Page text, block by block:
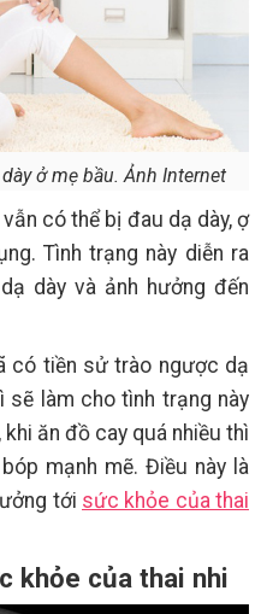
ở mẹ bầu. Ảnh Internet
có thể bị đau dạ dày, ợ
Tình trạng này diễn ra
dày và ảnh hưởng đến
có tiền sử trào ngược dạ
sẽ làm cho tình trạng này
ăn đồ cay quá nhiều thì
mạnh mẽ. Điều này là
tới sức khỏe của thai
khỏe của thai nhi